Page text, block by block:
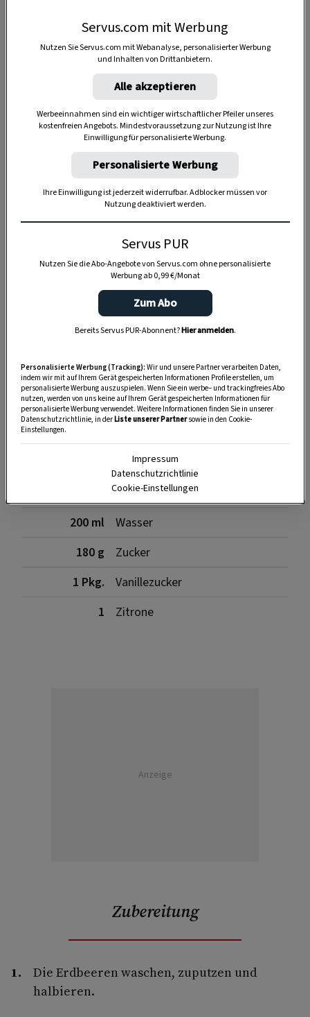
Anzeige
SPEICHERN DRUCKEN
Erdbeeren
200 ml
Wasser
180 g
Zucker
1 Pkg.
Vanillezucker
1
Zitrone
Anzeige
Zubereitung
Die Erdbeeren waschen, zuputzen und
halbieren.
Servus.com mit Werbung
Nutzen Sie Servus.com mit Webanalyse, personalisierter Werbung
und Inhalten von Drittanbietern.
Alle akzeptieren
Werbeeinnahmen sind ein wichtiger wirtschaftlicher Pfeiler unseres
kostenfreien Angebots. Mindestvoraussetzung zur Nutzung ist Ihre
Einwilligung für personalisierte Werbung.
Personalisierte Werbung
Ihre Einwilligung ist jederzeit widerrufbar. Adblocker müssen vor
Nutzung deaktiviert werden.
Servus PUR
Nutzen Sie die Abo-Angebote von Servus.com ohne personalisierte
Werbung ab 0,99 €/Monat
Zum Abo
Bereits Servus PUR-Abonnent?Hier anmelden.
Personalisierte Werbung (Tracking): Wir und unsere Partner verarbeiten Daten,
indem wir mit auf Ihrem Gerät gespeicherten Informationen Profile erstellen, um
personalisierte Werbung auszuspielen. Wenn Sie ein werbe– und trackingfreies Abo
nutzen, werden von uns keine auf Ihrem Gerät gespeicherten Informationen für
personalisierte Werbung verwendet. Weitere Informationen finden Sie in unserer
Datenschutzrichtlinie, in derListe unserer Partnersowie in den Cookie-
Einstellungen.
Impressum
Datenschutzrichtlinie
Cookie-Einstellungen